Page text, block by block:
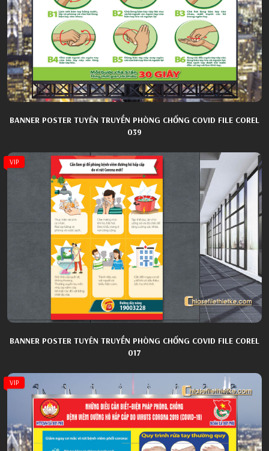
BANNER POSTER TUYÊN TRUYỀN PHÒNG CHỐNG COVID FILE COREL
039
VIP
BANNER POSTER TUYÊN TRUYỀN PHÒNG CHỐNG COVID FILE COREL
017
VIP